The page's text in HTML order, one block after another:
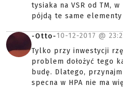
tysiaka na VSR od TM,
pójdą te same
-Otto-10-12-2017 @
Tylko przy inwestycji
problem dołożyć tego
budę. Dlatego,
specna w HPA nie ma